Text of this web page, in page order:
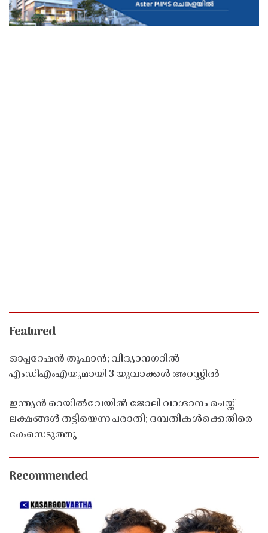
Featured
ഓപ്പറേഷൻ തൂഫാൻ; വിദ്യാനഗറിൽ
എംഡിഎംഎയുമായി 3 യുവാക്കൾ അറസ്റ്റിൽ
ഇന്ത്യൻ റെയിൽവേയിൽ ജോലി വാഗ്ദാനം ചെയ്ത്
ലക്ഷങ്ങൾ തട്ടിയെന്ന പരാതി; ദമ്പതികൾക്കെതിരെ
കേസെടുത്തു
Recommended